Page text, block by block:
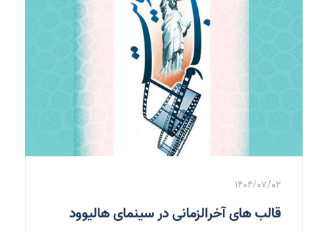
1404/07/02
قالب های آخرالزمانی در سینمای هالیوود